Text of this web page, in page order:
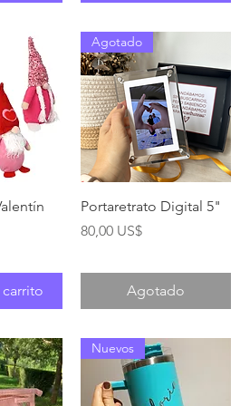
Vista rápida
Agotado
Portaretrato Digital 5"
Precio
80,00 US$
Agotado
Nuevos